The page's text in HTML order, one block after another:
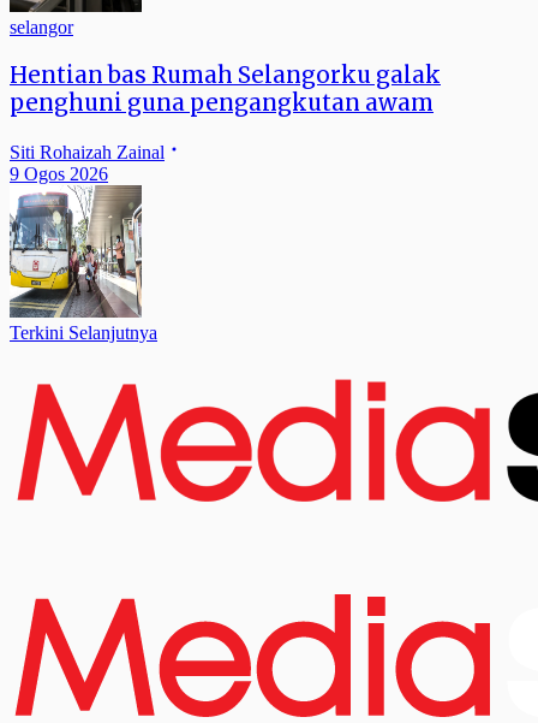
selangor
Hentian bas Rumah Selangorku galak
penghuni guna pengangkutan awam
Siti Rohaizah Zainal
9 Ogos 2026
Terkini Selanjutnya